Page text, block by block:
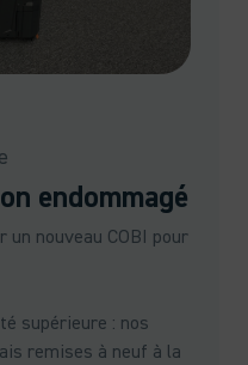
endommagé
un nouveau COBI pour
supérieure : nos
remises à neuf à la